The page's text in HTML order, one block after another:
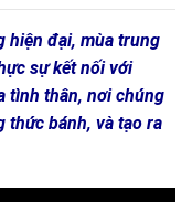
hiện đại, mùa trung
sự kết nối với
tình thân, nơi chúng
thức bánh, và tạo ra